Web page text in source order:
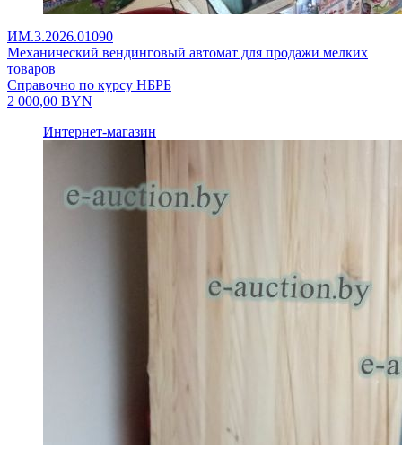
ИМ.3.2026.01090
Механический вендинговый автомат для продажи мелких
товаров
Справочно по курсу НБРБ
2 000,00 BYN
Интернет-магазин